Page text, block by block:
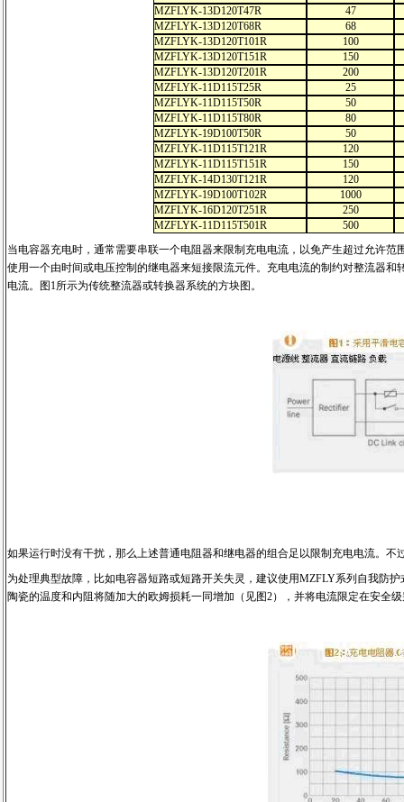
MZFLYK-13D120T47R
47
MZFLYK-13D120T68R
68
MZFLYK-13D120T101R
100
MZFLYK-13D120T151R
150
MZFLYK-13D120T201R
200
MZFLYK-11D115T25R
25
MZFLYK-11D115T50R
50
MZFLYK-11D115T80R
80
MZFLYK-19D100T50R
50
MZFLYK-11D115T121R
120
MZFLYK-11D115T151R
150
MZFLYK-14D130T121R
120
MZFLYK-19D100T102R
1000
MZFLYK-16D120T251R
250
MZFLYK-11D115T501R
500
当电容器充电时，通常需要串联一个电阻器来限制充电电流，以免产生超过允许
使用一个由时间或电压控制的继电器来短接限流元件。充电电流的制约对整流器
电流。图1所示为传统整流器或转换器系统的方块图。
如果运行时没有干扰，那么上述普通电阻器和继电器的组合足以限制充电电流。
为处理典型故障，比如电容器短路或短路开关失灵，建议使用MZFLY系列自我防
陶瓷的温度和内阻将随加大的欧姆损耗一同增加（见图2），并将电流限定在安全